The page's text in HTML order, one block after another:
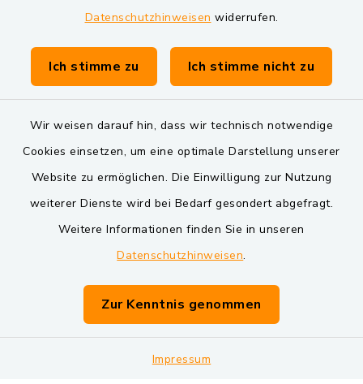
Datenschutzhinweisen widerrufen.
Ich stimme zu Ich stimme nicht zu
Wir weisen darauf hin, dass wir technisch notwendige
Cookies einsetzen, um eine optimale Darstellung unserer
Website zu ermöglichen. Die Einwilligung zur Nutzung
weiterer Dienste wird bei Bedarf gesondert abgefragt.
Weitere Informationen finden Sie in unseren
Datenschutzhinweisen.
Zur Kenntnis genommen
Impressum
Gemeinde Schwarzach bei Nabburg
Verwaltungsgemeinschaft Schwarzenfeld
Barrierefreiheit
Impressum
Sitemap